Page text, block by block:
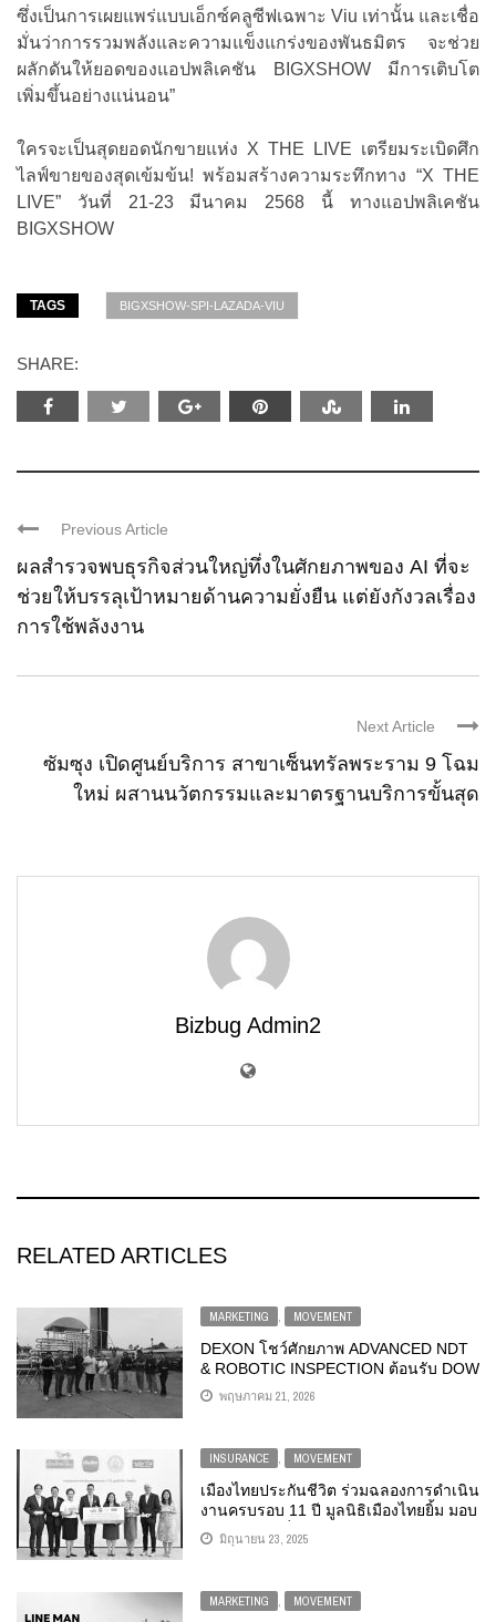
ซึ่งเป็นการเผยแพร่แบบเอ็กซ์คลูซีฟเฉพาะ Viu เท่านั้น และเชื่อ
มั่นว่าการรวมพลังและความแข็งแกร่งของพันธมิตร จะช่วย
ผลักดันให้ยอดของแอปพลิเคชัน BIGXSHOW มีการเติบโต
เพิ่มขึ้นอย่างแน่นอน”
ใครจะเป็นสุดยอดนักขายแห่ง X THE LIVE เตรียมระเบิดศึก
ไลฟ์ขายของสุดเข้มข้น! พร้อมสร้างความระทึกทาง “X THE
LIVE” วันที่ 21-23 มีนาคม 2568 นี้ ทางแอปพลิเคชัน
BIGXSHOW
TAGS BIGXSHOW-SPI-LAZADA-VIU
SHARE:
Previous Article
ผลสำรวจพบธุรกิจส่วนใหญ่ทึ่งในศักยภาพของ AI ที่จะ
ช่วยให้บรรลุเป้าหมายด้านความยั่งยืน แต่ยังกังวลเรื่อง
การใช้พลังงาน
Next Article
ซัมซุง เปิดศูนย์บริการ สาขาเซ็นทรัลพระราม 9 โฉม
ใหม่ ผสานนวัตกรรมและมาตรฐานบริการขั้นสุด
Bizbug Admin2
RELATED ARTICLES
MARKETING , MOVEMENT
DEXON โชว์ศักยภาพ ADVANCED NDT
& ROBOTIC INSPECTION ต้อนรับ DOW
CHEMICAL THAILAND
พฤษภาคม 21, 2026
INSURANCE , MOVEMENT
เมืองไทยประกันชีวิต ร่วมฉลองการดำเนิน
งานครบรอบ 11 ปี มูลนิธิเมืองไทยยิ้ม มอบ
แว่นสายตาเพื่อผู้สูงอายุ จำนวน 1,111 อัน
มิถุนายน 23, 2025
MARKETING MOVEMENT